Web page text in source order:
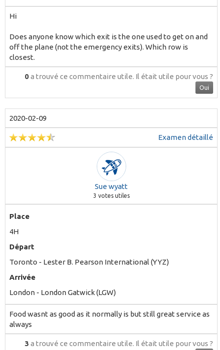
Hi
Does anyone know which exit is the one used to get on and
off the plane (not the emergency exits). Which row is
closest.
0a trouvé ce commentaire utile. Il était utile pour vous ?
Oui
2020-02-09
Examen détaillé
Sue wyatt
3 votes utiles
Place
4H
Départ
Toronto - Lester B. Pearson International (YYZ)
Arrivée
London - London Gatwick (LGW)
Food wasnt as good as it normally is but still great service as
always
3 a trouvé ce commentaire utile. Il était utile pour vous ?